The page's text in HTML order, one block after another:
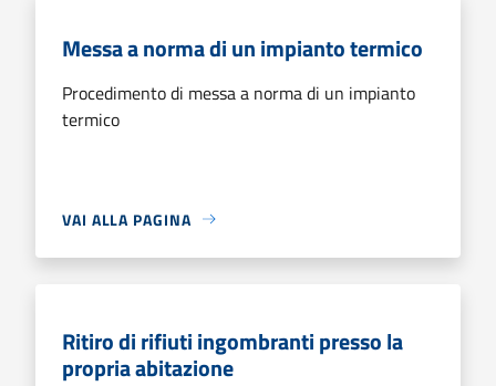
Messa a norma di un impianto termico
Procedimento di messa a norma di un impianto
termico
VAI ALLA PAGINA
Ritiro di rifiuti ingombranti presso la
propria abitazione